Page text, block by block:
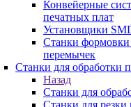
Конвейерные
печатных плат
Установщики
Станки
перемычек
Станки для обработки
Назад
Станки для
Станки для резки